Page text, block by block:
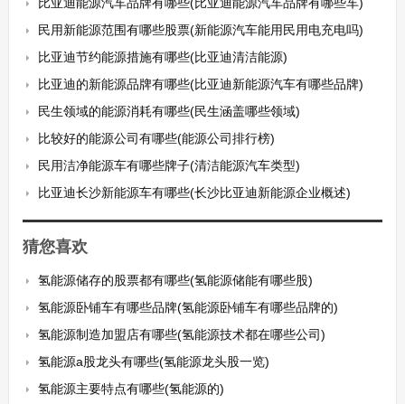
民用新能源范围有哪些股票(新能源汽车能用民用电充电吗)
比亚迪节约能源措施有哪些(比亚迪清洁能源)
比亚迪的新能源品牌有哪些(比亚迪新能源汽车有哪些品牌)
民生领域的能源消耗有哪些(民生涵盖哪些领域)
比较好的能源公司有哪些(能源公司排行榜)
民用洁净能源车有哪些牌子(清洁能源汽车类型)
比亚迪长沙新能源车有哪些(长沙比亚迪新能源企业概述)
猜您喜欢
氢能源储存的股票都有哪些(氢能源储能有哪些股)
氢能源卧铺车有哪些品牌(氢能源卧铺车有哪些品牌的)
氢能源制造加盟店有哪些(氢能源技术都在哪些公司)
氢能源a股龙头有哪些(氢能源龙头股一览)
氢能源主要特点有哪些(氢能源的)